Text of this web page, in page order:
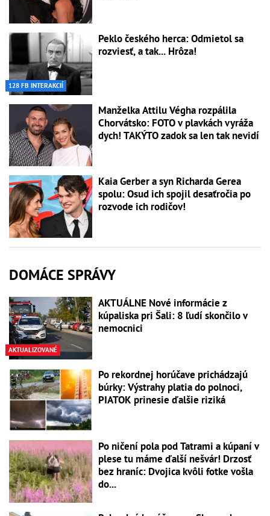
128 FB INTERAKCIÍ
Peklo českého herca: Odmietol sa
rozviesť, a tak... Hrôza!
Manželka Attilu Végha rozpálila
Chorvátsko: FOTO v plavkách vyráža
dych! TAKÝTO zadok sa len tak nevidí
Kaia Gerber a syn Richarda Gerea
spolu: Osud ich spojil desaťročia po
rozvode ich rodičov!
DOMÁCE SPRÁVY
AKTUALIZOVANÉ
AKTUÁLNE Nové informácie z
kúpaliska pri Šali: 8 ľudí skončilo v
nemocnici
Po rekordnej horúčave prichádzajú
búrky: Výstrahy platia do polnoci,
PIATOK prinesie ďalšie riziká
Po ničení pola pod Tatrami a kúpaní v
plese tu máme ďalší nešvár! Drzosť
bez hraníc: Dvojica kvôli fotke vošla
do...